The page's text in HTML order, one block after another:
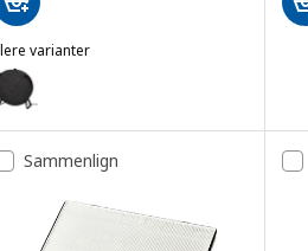
varianter
STARKVIND, Luftrenser, sort/
Sammenlign